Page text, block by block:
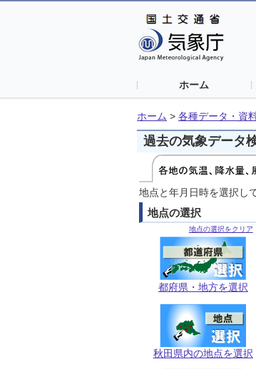
ホーム
ホーム > 各種データ・資
過去の気象データ
地点と年月日時を選択し
地点の選択
地点の選択をクリア
都府県・地方を選択
秋田県内の地点を選択